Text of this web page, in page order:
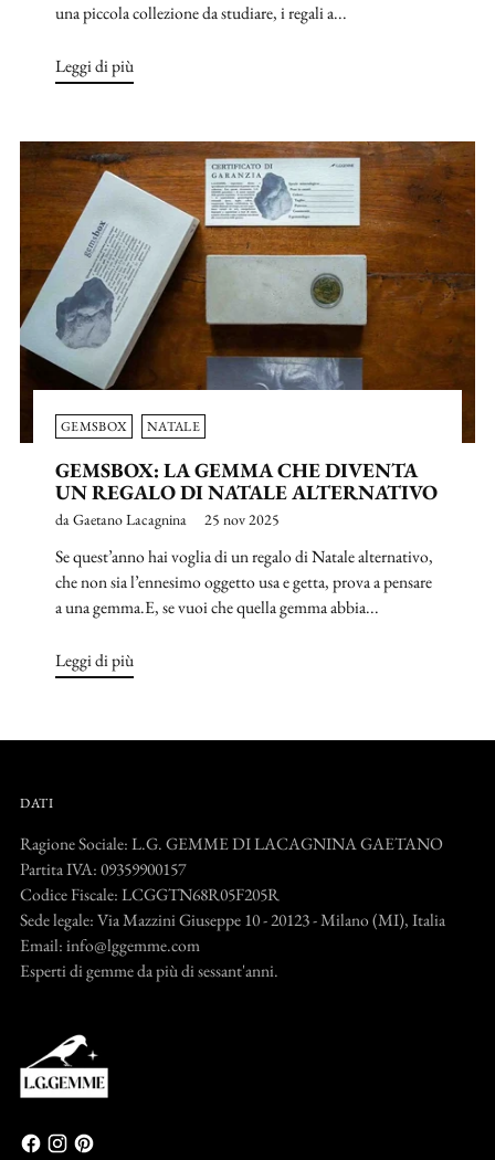
una piccola collezione da studiare, i regali a...
Leggi di più
GEMSBOX NATALE
GEMSBOX: LA GEMMA CHE DIVENTA
UN REGALO DI NATALE ALTERNATIVO
da Gaetano Lacagnina 25 nov 2025
Se quest’anno hai voglia di un regalo di Natale alternativo,
che non sia l’ennesimo oggetto usa e getta, prova a pensare
a una gemma.E, se vuoi che quella gemma abbia...
Leggi di più
DATI
Ragione Sociale: L.G. GEMME DI LACAGNINA GAETANO
Partita IVA: 09359900157
Codice Fiscale: LCGGTN68R05F205R
Sede legale: Via Mazzini Giuseppe 10 - 20123 - Milano (MI), Italia
Email: info@lggemme.com
Esperti di gemme da più di sessant'anni.